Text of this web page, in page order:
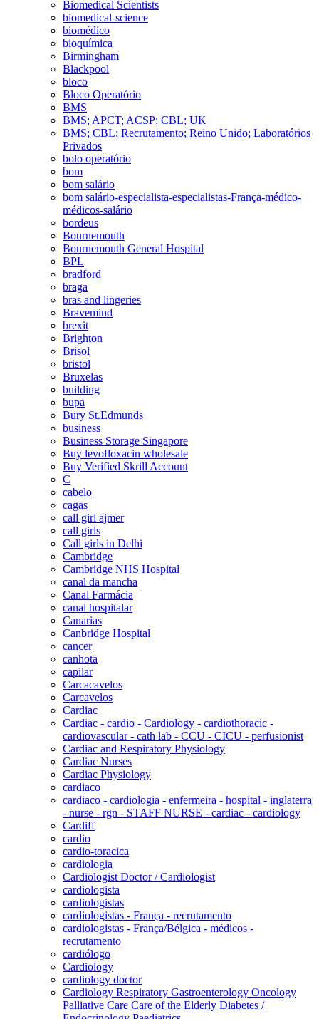
Biomedical Scientists
biomedical-science
biomédico
bioquímica
Birmingham
Blackpool
bloco
Bloco Operatório
BMS
BMS; APCT; ACSP; CBL; UK
BMS; CBL; Recrutamento; Reino Unido; Laboratórios
Privados
bolo operatório
bom
bom salário
bom salário-especialista-especialistas-França-médico-
médicos-salário
bordeus
Bournemouth
Bournemouth General Hospital
BPL
bradford
braga
bras and lingeries
Bravemind
brexit
Brighton
Brisol
bristol
Bruxelas
building
bupa
Bury St.Edmunds
business
Business Storage Singapore
Buy levofloxacin wholesale
Buy Verified Skrill Account
C
cabelo
cagas
call girl ajmer
call girls
Call girls in Delhi
Cambridge
Cambridge NHS Hospital
canal da mancha
Canal Farmácia
canal hospitalar
Canarias
Canbridge Hospital
cancer
canhota
capilar
Carcacavelos
Carcavelos
Cardiac
Cardiac - cardio - Cardiology - cardiothoracic -
cardiovascular - cath lab - CCU - CICU - perfusionist
Cardiac and Respiratory Physiology
Cardiac Nurses
Cardiac Physiology
cardiaco
cardiaco - cardiologia - enfermeira - hospital - inglaterra
- nurse - rgn - STAFF NURSE - cardiac - cardiology
Cardiff
cardio
cardio-toracica
cardiologia
Cardiologist Doctor / Cardiologist
cardiologista
cardiologistas
cardiologistas - França - recrutamento
cardiologistas - França/Bélgica - médicos -
recrutamento
cardiólogo
Cardiology
cardiology doctor
Cardiology Respiratory Gastroenterology Oncology
Palliative Care Care of the Elderly Diabetes /